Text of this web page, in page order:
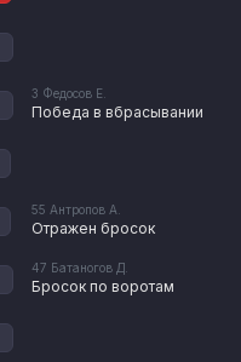
3 Федосов Е.
Победа в вбрасывании
55 Антропов А.
Отражен бросок
47 Батаногов Д.
Бросок по воротам